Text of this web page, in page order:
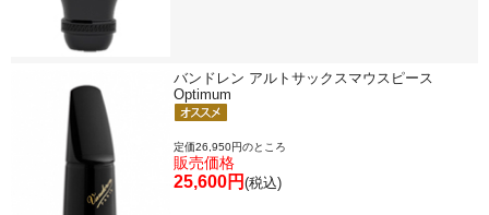
バンドレン アルトサックスマウスピース
Optimum
定価26,950円のところ
販売価格
25,600円 (税込)